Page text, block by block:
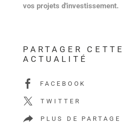
vos projets d'investissement.
PARTAGER CETTE
ACTUALITÉ
FACEBOOK
TWITTER
PLUS DE PARTAGE